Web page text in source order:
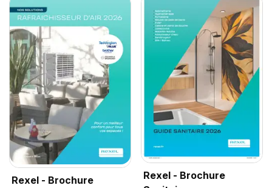
Rexel - Brochure
Rexel - Brochure